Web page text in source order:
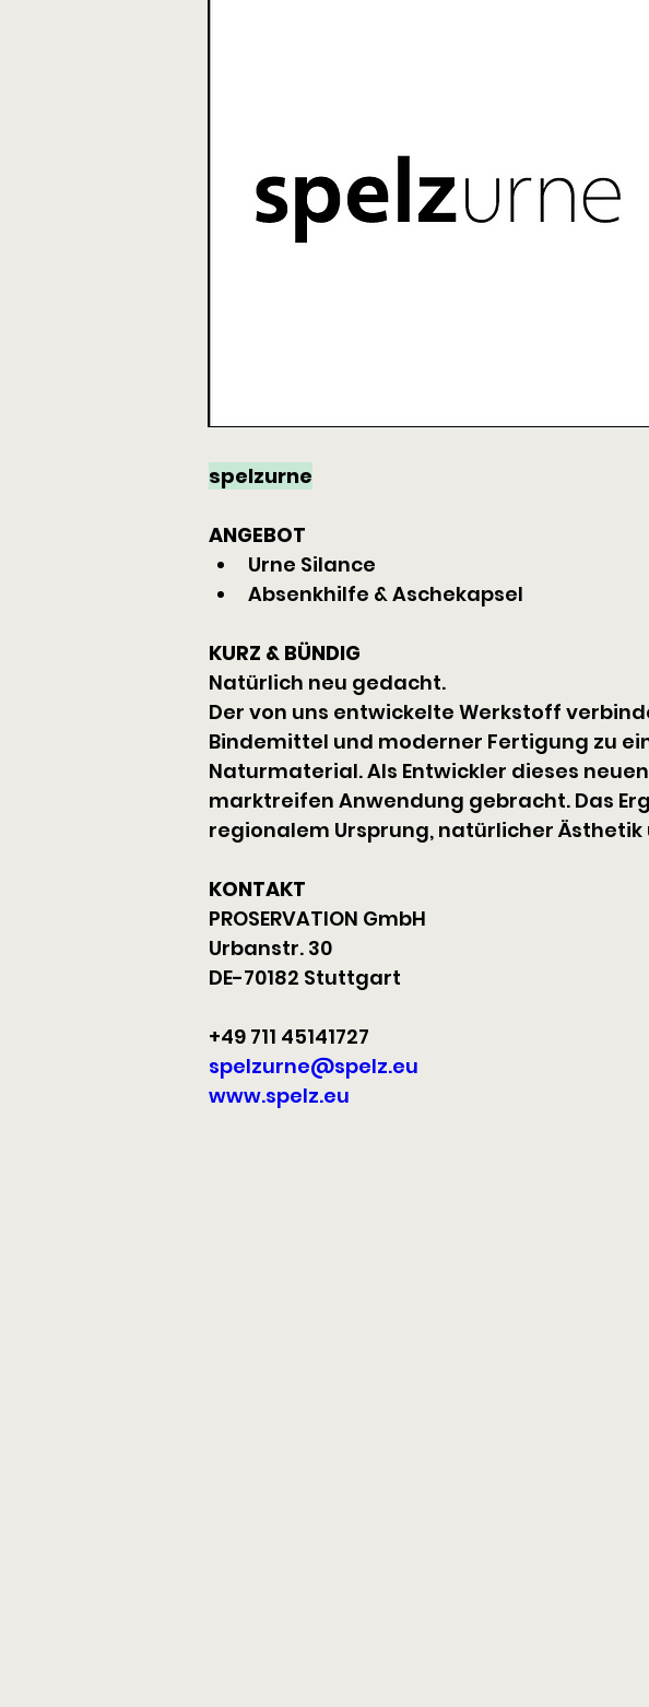
spelzurne
ANGEBOT
Urne Silance
Absenkhilfe & Aschekapsel
KURZ & BÜNDIG
Natürlich neu gedacht.
Der von uns entwickelte Werkstoff
Bindemittel und moderner Fertigung zu
Naturmaterial. Als Entwickler dieses
marktreifen Anwendung gebracht. Das
regionalem Ursprung, natürlicher
KONTAKT
PROSERVATION GmbH
Urbanstr. 30
DE-70182 Stuttgart
+49 711 45141727
spelzurne@spelz.eu
www.spelz.eu